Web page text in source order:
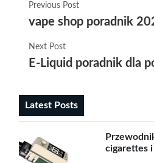
Previous Post
vape shop poradnik
Next Post
E-Liquid poradnik dla
Latest Posts
cigarettes i